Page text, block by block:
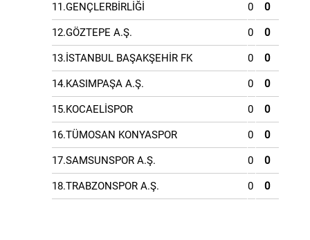
11.GENÇLERBİRLİĞİ 0 0
12.GÖZTEPE A.Ş. 0 0
13.İSTANBUL BAŞAKŞEHİR FK 0 0
14.KASIMPAŞA A.Ş. 0 0
15.KOCAELİSPOR 0 0
16.TÜMOSAN KONYASPOR 0 0
17.SAMSUNSPOR A.Ş. 0 0
18.TRABZONSPOR A.Ş. 0 0